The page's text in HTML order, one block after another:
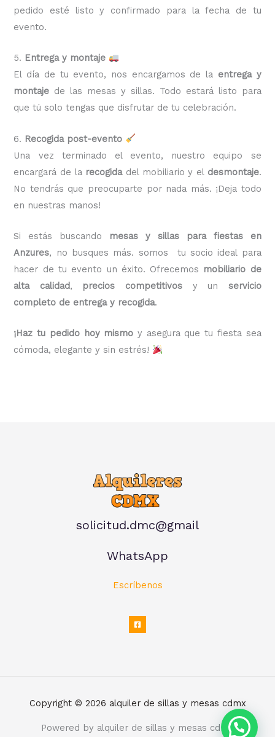
pedido esté listo y confirmado para la fecha de tu
evento.
5. Entrega y montaje
El día de tu evento, nos encargamos de la entrega y
montaje de las mesas y sillas. Todo estará listo para
que tú solo tengas que disfrutar de tu celebración.
6. Recogida post-evento
Una vez terminado el evento, nuestro equipo se
encargará de la recogidadel mobiliario y el desmontaje.
No tendrás que preocuparte por nada más. ¡Deja todo
en nuestras manos!
Si estás buscando
mesas y sillas para fiestas en
Anzures, no busques más. somos tu socio ideal para
hacer de tu evento un éxito. Ofrecemos mobiliario de
alta calidad, precios competitivos y un servicio
completo de entrega y recogida.
¡Haz tu pedido hoy mismo y asegura que tu fiesta sea
cómoda, elegante y sin estrés!
solicitud.dmc@gmail
WhatsApp
Escríbenos
Copyright © 2026 alquiler de sillas y mesas cdmx
Powered by alquiler de sillas y mesas cdmx